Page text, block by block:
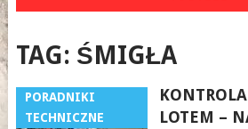
TAG: ŚMIGŁA
PORADNIKI
TECHNICZNE
LOTEM –